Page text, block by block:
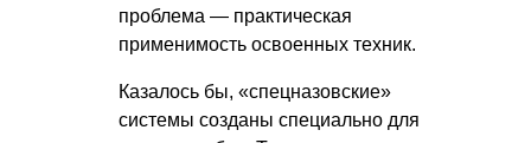
проблема — практическая
применимость освоенных техник.
Казалось бы, «спецназовские»
системы созданы специально для